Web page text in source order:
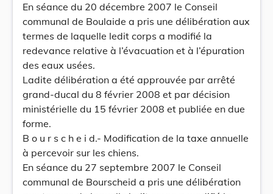
En séance du 20 décembre 2007 le Conseil
communal de Boulaide a pris une délibération aux
termes de laquelle ledit corps a modifié la
redevance relative à l’évacuation et à l’épuration
des eaux usées.
Ladite délibération a été approuvée par arrêté
grand-ducal du 8 février 2008 et par décision
ministérielle du 15 février 2008 et publiée en due
forme.
B o u r s c h e i d.- Modification de la taxe annuelle
à percevoir sur les chiens.
En séance du 27 septembre 2007 le Conseil
communal de Bourscheid a pris une délibération